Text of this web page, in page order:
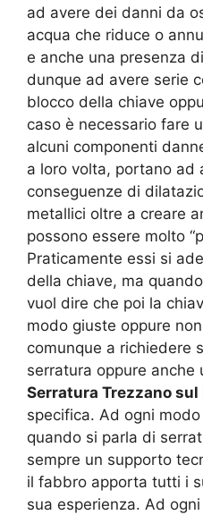
ad avere dei danni da
acqua che riduce o
e anche una presenza
dunque ad avere serie
blocco della chiave
caso è necessario fare
alcuni componenti
a loro volta, portano ad
conseguenze di
metallici oltre a creare
possono essere molto
Praticamente essi si
della chiave, ma
vuol dire che poi la
modo giuste oppure
comunque a richiedere
serratura oppure anche
Serratura Trezzano
specifica. Ad ogni
quando si parla di
sempre un supporto
il fabbro apporta tutti i
sua esperienza. Ad